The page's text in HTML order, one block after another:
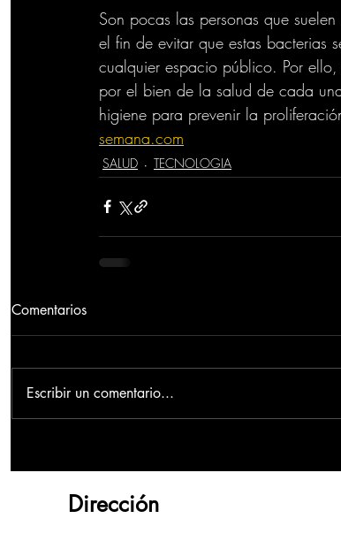
Son pocas las personas que
el fin de evitar que estas bacterias
cualquier espacio público. Por
por el bien de la salud de cada
higiene para prevenir la
semana.com
SALUD TECNOLOGIA
Comentarios
Escribir un comentario...
Dirección